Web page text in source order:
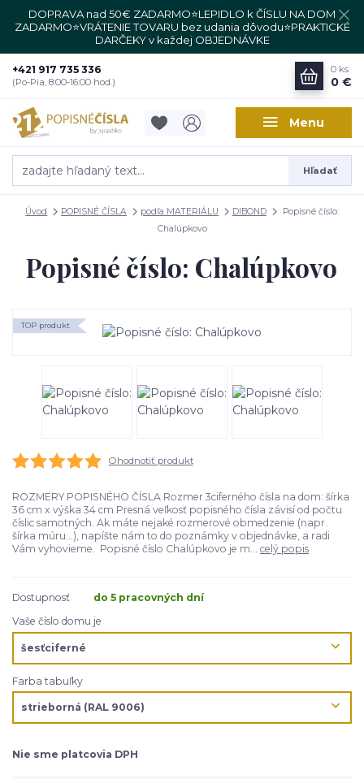
DOPRAVA nad 50€ ZADARMO⭐LEPIDLO k ČÍSLU NA DOM
ZADARMO⭐VRÁTENIE TOVARU bez udania dôvodu⭐PRAKTICKÉ
DARČEKY v každej OBJEDNÁVKE
Menu
Hľadať
+421 917 735 336
(Po-Pia, 8:00-16:00 hod.)
0 ks
0 €
Úvod POPISNÉ ČÍSLA podľa MATERIÁLU DIBOND
Popisné číslo:
Chalúpkovo
Popisné číslo: Chalúpkovo
TOP produkt
Ohodnotiť produkt
ROZMERY POPISNÉHO ČÍSLA Rozmer 3ciferného čísla na dom: šírka
36 cm x výška 34 cm Presná veľkosť popisného čísla závisí od počtu
číslic samotných. Ak máte nejaké rozmerové obmedzenie (napr.
šírka múru...), napíšte nám to do poznámky v objednávke, a radi
Vám vyhovieme. Popisné číslo Chalúpkovo je m... celý popis
Dostupnosť
do 5 pracovných dní
Vaše číslo domu je
Farba tabuľky
Nie sme platcovia DPH